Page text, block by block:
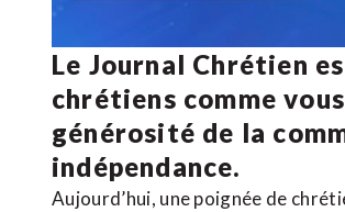
Le Journal Chrétien
chrétiens comme
générosité de la
indépendance.
Aujourd’hui, une poignée de